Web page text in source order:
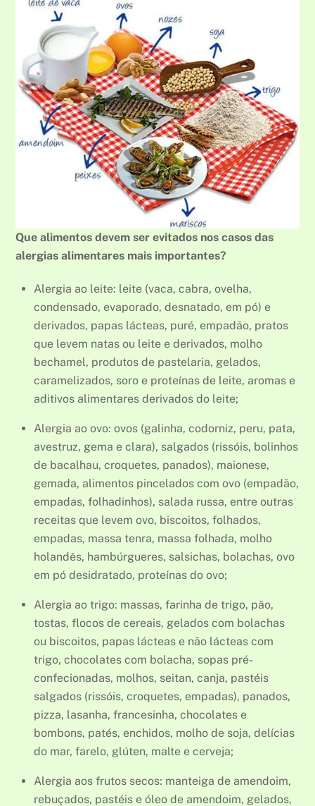
Que alimentos devem ser evitados nos casos das
alergias alimentares mais importantes?
Alergia ao leite: leite (vaca, cabra, ovelha,
condensado, evaporado, desnatado, em pó) e
derivados, papas lácteas, puré, empadão, pratos
que levem natas ou leite e derivados, molho
bechamel, produtos de pastelaria, gelados,
caramelizados, soro e proteínas de leite, aromas e
aditivos alimentares derivados do leite;
Alergia ao ovo: ovos (galinha, codorniz, peru, pata,
avestruz, gema e clara), salgados (rissóis, bolinhos
de bacalhau, croquetes, panados), maionese,
gemada, alimentos pincelados com ovo (empadão,
empadas, folhadinhos), salada russa, entre outras
receitas que levem ovo, biscoitos, folhados,
empadas, massa tenra, massa folhada, molho
holandês, hambúrgueres, salsichas, bolachas, ovo
em pó desidratado, proteínas do ovo;
Alergia ao trigo: massas, farinha de trigo, pão,
tostas, flocos de cereais, gelados com bolachas
ou biscoitos, papas lácteas e não lácteas com
trigo, chocolates com bolacha, sopas pré-
confecionadas, molhos, seitan, canja, pastéis
salgados (rissóis, croquetes, empadas), panados,
pizza, lasanha, francesinha, chocolates e
bombons, patés, enchidos, molho de soja, delícias
do mar, farelo, glúten, malte e cerveja;
Alergia aos frutos secos: manteiga de amendoim,
rebuçados, pastéis e óleo de amendoim, gelados,